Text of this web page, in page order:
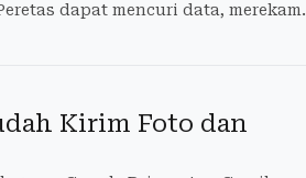
dapat mencuri data, merekam
Kirim Foto dan